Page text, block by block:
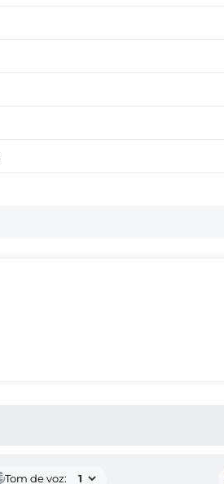
Tom de voz: